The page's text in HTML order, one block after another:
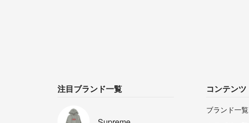
注目ブランド一覧 コンテンツ
ブランド一覧